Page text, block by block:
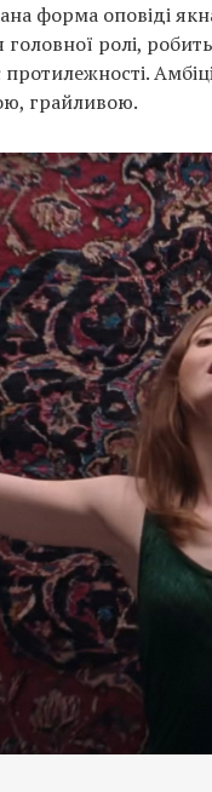
форма оповіді
головної ролі,
протилежності.
грайливою.